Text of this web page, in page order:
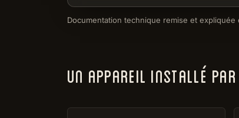
Documentation technique remise et
UN APPAREIL INSTALLÉ